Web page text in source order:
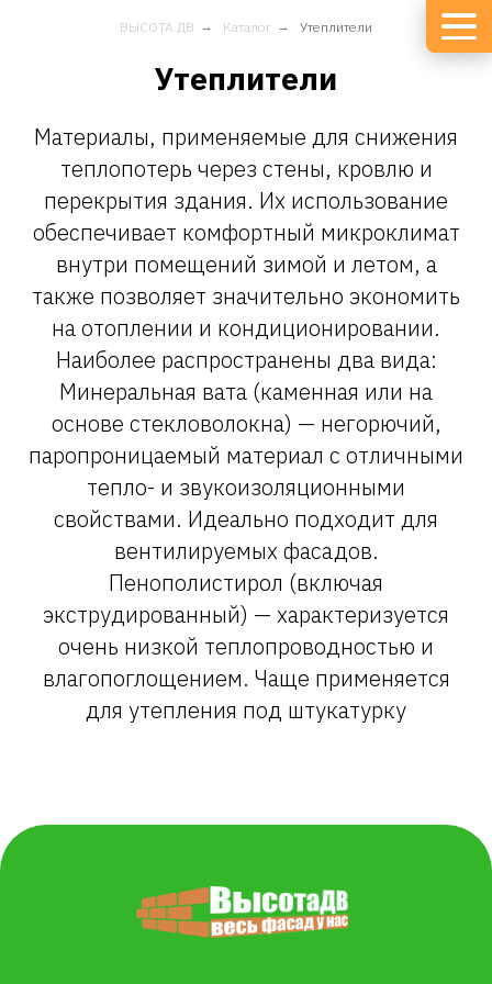
ВЫСОТА ДВ → Каталог → Утеплители
Утеплители
Материалы, применяемые для снижения
теплопотерь через стены, кровлю и
перекрытия здания. Их использование
обеспечивает комфортный микроклимат
внутри помещений зимой и летом, а
также позволяет значительно экономить
на отоплении и кондиционировании.
Наиболее распространены два вида:
Минеральная вата (каменная или на
основе стекловолокна) — негорючий,
паропроницаемый материал с отличными
тепло- и звукоизоляционными
свойствами. Идеально подходит для
вентилируемых фасадов.
Пенополистирол (включая
экструдированный) — характеризуется
очень низкой теплопроводностью и
влагопоглощением. Чаще применяется
для утепления под штукатурку
Каталог
Водосточная система
Террасная доска ДПК
Доставка
Партнерам
Политика
конфиденциальности
8 (423) 250-61-21